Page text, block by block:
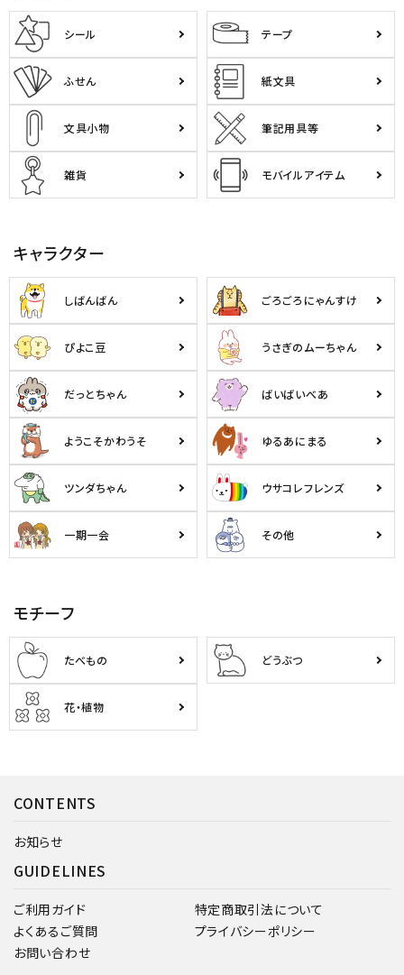
シール テープ
ふせん 紙文具
文具小物 筆記用具等
雑貨 モバイルアイテム
キャラクター
しばんばん ごろごろにゃんすけ
ぴよこ豆 うさぎのムーちゃん
だっとちゃん ばいばいべあ
ようこそかわうそ ゆるあにまる
ツンダちゃん ウサコレフレンズ
一期一会 その他
モチーフ
たべもの どうぶつ
花・植物
CONTENTS
お知らせ
GUIDELINES
ご利用ガイド
よくあるご質問
お問い合わせ
特定商取引法について
プライバシーポリシー